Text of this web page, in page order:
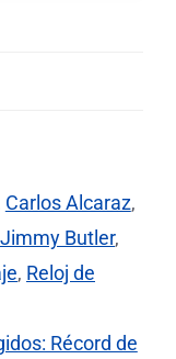
Carlos Alcaraz,
Jimmy Butler,
, Reloj de
Récord de